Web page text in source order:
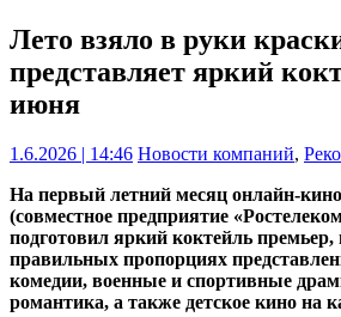
Лето взяло в руки
представляет яркий
июня
1.6.2026 | 14:46 Новости компаний,
На первый летний месяц онлайн-
(совместное предприятие
подготовил яркий коктейль
правильных пропорциях
комедии, военные и спортивные
романтика, а также детское кино на